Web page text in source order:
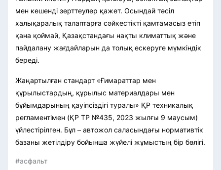
мен кешенді зерттеулер қажет. Осындай тәсіл
халықаралық талаптарға сәйкестікті қамтамасыз етіп
қана қоймай, Қазақстандағы нақты климаттық және
пайдалану жағдайларын да толық ескеруге мүмкіндік
береді.
Жаңартылған стандарт «Ғимараттар мен
құрылыстардың, құрылыс материалдары мен
бұйымдарының қауіпсіздігі туралы» ҚР техникалық
регламентімен (ҚР ТР №435, 2023 жылғы 9 маусым)
үйлестірілген. Бұл – автожол саласындағы нормативтік
базаны жетілдіру бойынша жүйелі жұмыстың бір бөлігі.
#асфальт